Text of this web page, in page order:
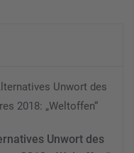
Unwort des